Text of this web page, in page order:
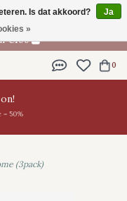
€100
0
= 50%
(3pack)
Is dat akkoord?
Ja
»